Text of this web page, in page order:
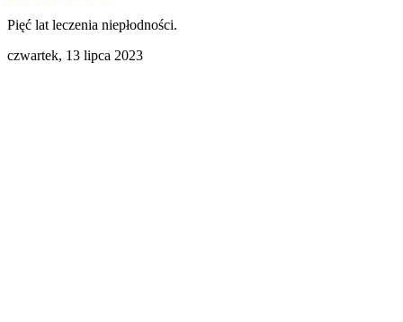
Pięć lat leczenia niepłodności.
czwartek, 13 lipca 2023